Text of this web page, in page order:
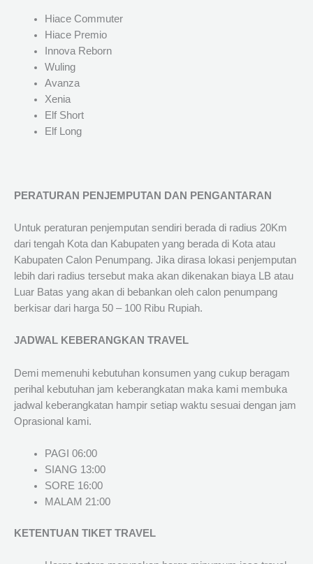
Hiace Commuter
Hiace Premio
Innova Reborn
Wuling
Avanza
Xenia
Elf Short
Elf Long
PERATURAN PENJEMPUTAN DAN PENGANTARAN
Untuk peraturan penjemputan sendiri berada di radius 20Km
dari tengah Kota dan Kabupaten yang berada di Kota atau
Kabupaten Calon Penumpang. Jika dirasa lokasi penjemputan
lebih dari radius tersebut maka akan dikenakan biaya LB atau
Luar Batas yang akan di bebankan oleh calon penumpang
berkisar dari harga 50 – 100 Ribu Rupiah.
JADWAL KEBERANGKAN TRAVEL
Demi memenuhi kebutuhan konsumen yang cukup beragam
perihal kebutuhan jam keberangkatan maka kami membuka
jadwal keberangkatan hampir setiap waktu sesuai dengan jam
Oprasional kami.
PAGI 06:00
SIANG 13:00
SORE 16:00
MALAM 21:00
KETENTUAN TIKET TRAVEL